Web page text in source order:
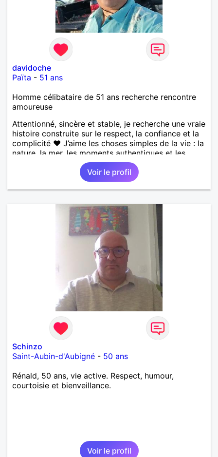
davidoche
Païta - 51 ans
Homme célibataire de 51 ans recherche rencontre
amoureuse
Attentionné, sincère et stable, je recherche une vraie
histoire construite sur le respect, la confiance et la
complicité ❤️ J’aime les choses simples de la vie : la
nature, la mer, les moments authentiques et les
personnes au grand cœur 🌊🌿 Très câlin et
affectueux, j’adore les petits moments de tendresse
et les calinous réguliers 😊❤️ La solitude finit parfois
par peser, alors si tu es en Nouvelle-Calédonie et
temps de discuter… et laissons l’avenir nous guider
Voir le profil
Schinzo
Saint-Aubin-d'Aubigné - 50 ans
Rénald, 50 ans, vie active. Respect, humour,
courtoisie et bienveillance.
Voir le profil